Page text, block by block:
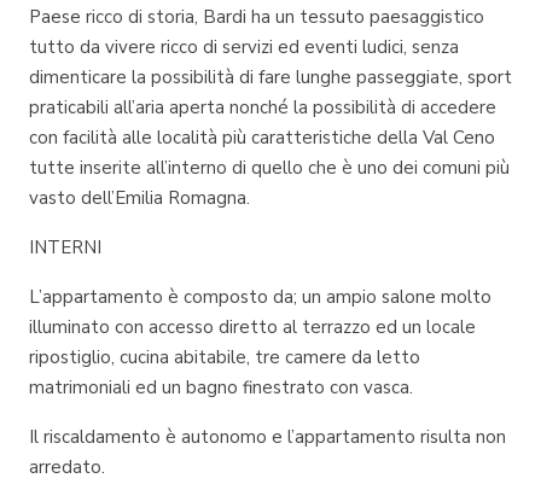
Paese ricco di storia, Bardi ha un tessuto paesaggistico
tutto da vivere ricco di servizi ed eventi ludici, senza
dimenticare la possibilità di fare lunghe passeggiate, sport
praticabili all’aria aperta nonché la possibilità di accedere
con facilità alle località più caratteristiche della Val Ceno
tutte inserite all’interno di quello che è uno dei comuni più
vasto dell’Emilia Romagna.
INTERNI
L’appartamento è composto da; un ampio salone molto
illuminato con accesso diretto al terrazzo ed un locale
ripostiglio, cucina abitabile, tre camere da letto
matrimoniali ed un bagno finestrato con vasca.
Il riscaldamento è autonomo e l’appartamento risulta non
arredato.